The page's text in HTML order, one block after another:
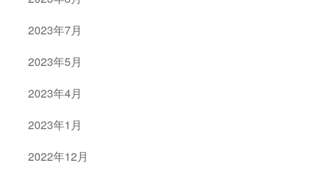
2023年7月
2023年5月
2023年4月
2023年1月
2022年12月